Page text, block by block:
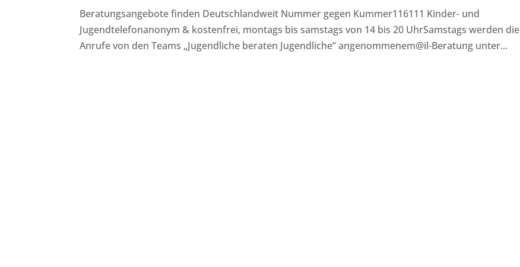
Beratungsangebote finden Deutschlandweit Nummer gegen Kummer116111 Kinder- und
Jugendtelefonanonym & kostenfrei, montags bis samstags von 14 bis 20 UhrSamstags werden die
Anrufe von den Teams „Jugendliche beraten Jugendliche“ angenommenem@il-Beratung unter...